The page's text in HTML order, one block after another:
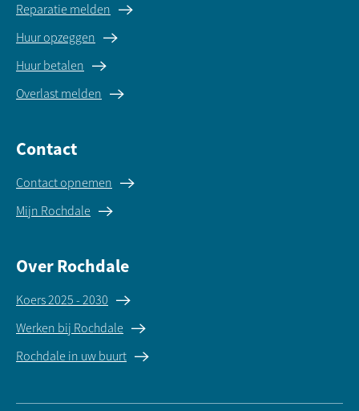
Reparatie melden
Huur opzeggen
Huur betalen
Overlast melden
Contact
Contact opnemen
Mijn Rochdale
Over Rochdale
Koers 2025 - 2030
Werken bij Rochdale
Rochdale in uw buurt